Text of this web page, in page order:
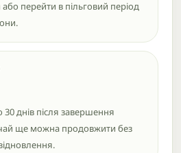
перейти в пільговий період
днів після завершення
ще можна продовжити без